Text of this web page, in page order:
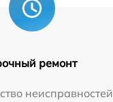
ремонт
неисправностей